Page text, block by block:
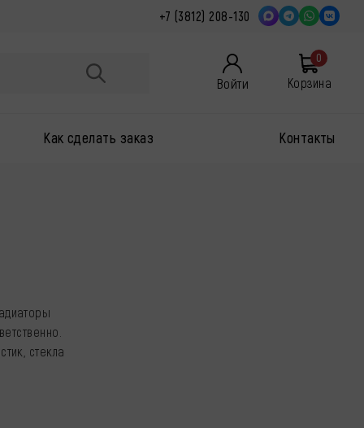
+7 (3812) 208-130
Войти
0
Корзина
Как сделать заказ Контакты
стекла